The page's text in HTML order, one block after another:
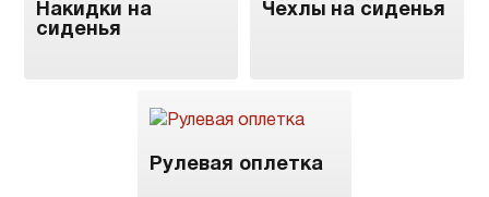
Накидки на
сиденья
Чехлы на сиденья
Рулевая оплетка